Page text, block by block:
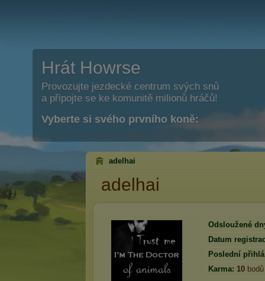
Hrát Howrse
Provozujte jezdecké centrum svých snů
a připojte se ke komunitě milionů hráčů!
Vyberte si svého prvního koně:
adelhai
adelhai
Odsloužené
Datum
Poslední
Karma: 10 bodů